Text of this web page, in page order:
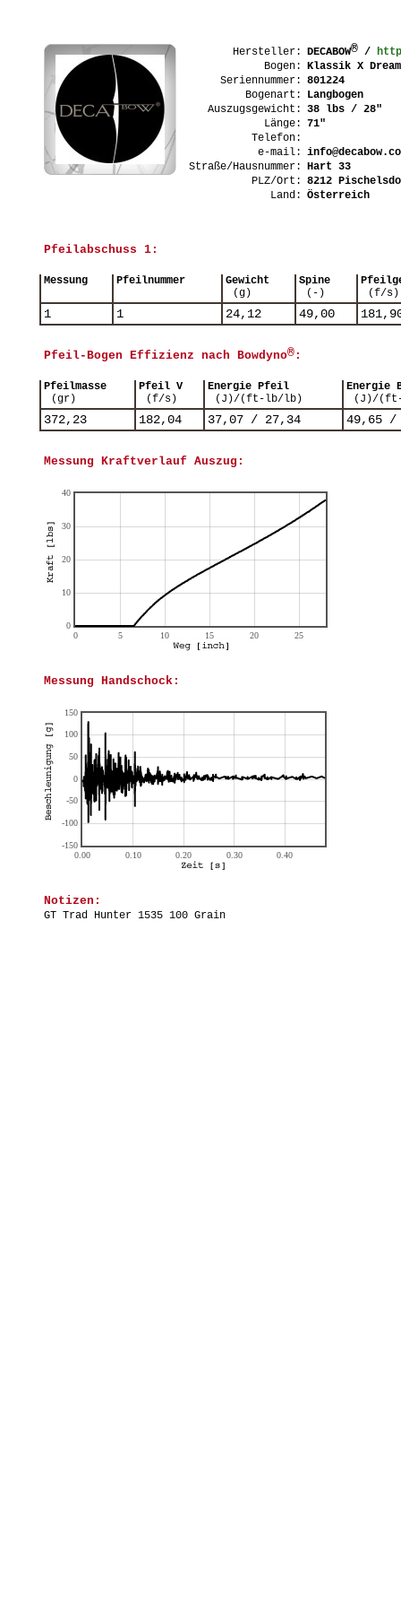
Hersteller: DECABOW® /
Bogen: Klassik X Dream
Seriennummer: 801224
Bogenart:
Langbogen
Auszugsgewicht: 38 lbs / 28"
Länge: 71"
Telefon:
e-mail:
Straße/Hausnummer: Hart 33
PLZ/Ort: 8212
Land: Österreich
Pfeilabschuss 1:
Messung Pfeilnummer
Gewicht
(g)
Spine
(-)
(f/s)
1 1 24,12 49,00
Pfeil-Bogen Effizienz nach Bowdyno® :
Pfeilmasse
(gr)
Pfeil V
(f/s)
Energie Pfeil
(J)/(ft-lb/lb)
Energie
(J)/
372,23 182,04 37,07 / 27,34 49,65 /
Messung Kraftverlauf Auszug:
Messung Handschock:
Notizen:
GT Trad Hunter 1535 100 Grain